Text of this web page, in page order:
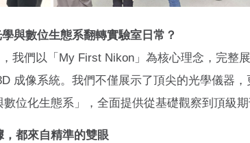
與數位生態系翻轉實驗室日常？
我們以「My First Nikon」為核心理念，完整
成像系統。我們不僅展示了頂尖的光學儀器
位化生態系」，全面提供從基礎觀察到頂級期
都來自精準的雙眼